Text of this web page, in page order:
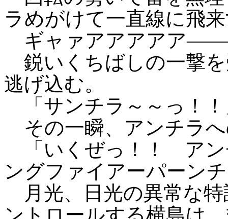
ラめがけて一直線に飛
ギャァアアアア
鋭いくちばしの一撃
逃げ込む。
「サンチラ～～っ！
その一瞬、アンチラ
「いくぜっ！！ アン
ングファイアーパーン
月光、日光の異常な特
ントロールする横島は